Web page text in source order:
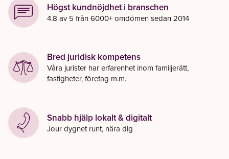
Högst kundnöjdhet i branschen
4.8 av 5 från 6000+ omdömen sedan 2014
Bred juridisk kompetens
Våra jurister har erfarenhet inom familjerätt,
fastigheter, företag m.m.
Snabb hjälp lokalt & digitalt
Jour dygnet runt, nära dig